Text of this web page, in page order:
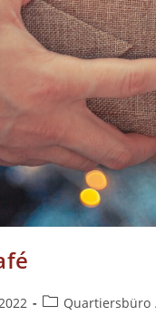
Beitrags-
Quartiersbüro